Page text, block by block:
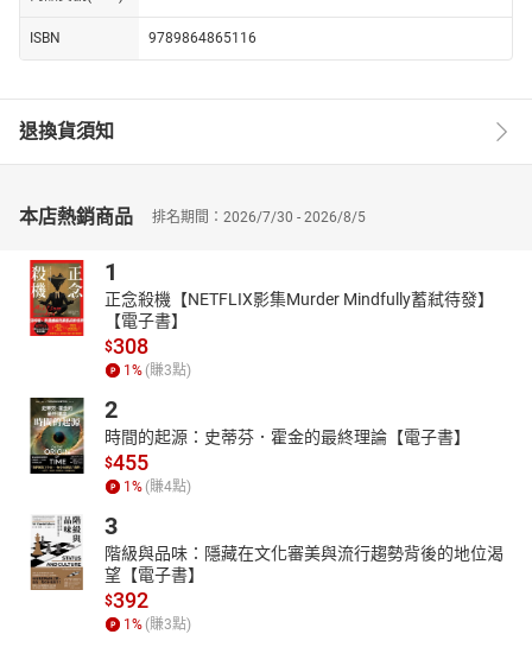
ISBN 9789864865116
退換貨須知
本店熱銷商品 排名期間：2026/7/30 - 2026/8/5
1
正念殺機【NETFLIX影集Murder Mindfully蓄弒待發】
【電子書】
$308
1% (賺3點)
2
時間的起源：史蒂芬．霍金的最終理論【電子書】
$455
1% (賺4點)
3
階級與品味：隱藏在文化審美與流行趨勢背後的地位渴
望【電子書】
$392
1% (賺3點)